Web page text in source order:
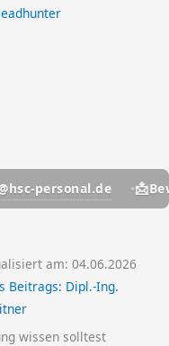
personal.de
am: 04.06.2026
Beitrags: Dipl.-Ing.
wissen solltest